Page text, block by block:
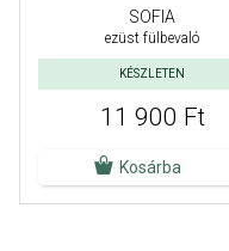
SOFIA
ezüst fülbevaló
KÉSZLETEN
11 900 Ft
Kosárba